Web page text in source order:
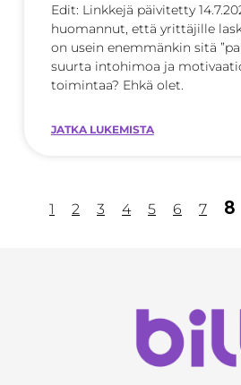
Edit: Linkkejä päivitetty
huomannut, että yrittäjille
on usein enemmänkin sitä
suurta intohimoa ja
toimintaa? Ehkä olet.
JATKA LUKEMISTA
1 2 3 4 5 6 7 8